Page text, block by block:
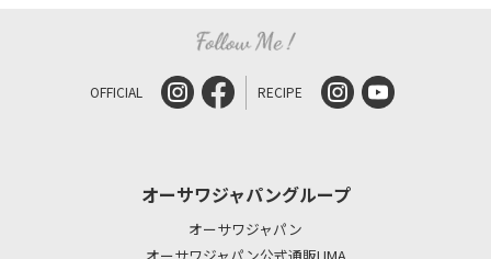
OFFICIAL RECIPE
オーサワジャパングループ
オーサワジャパン
オーサワジャパン公式通販LIMA